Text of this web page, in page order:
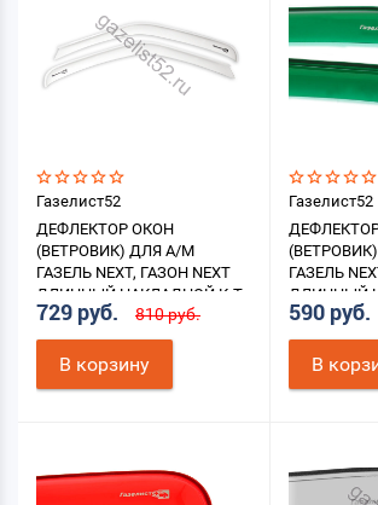
Газелист52
ДЕФЛЕКТОР ОКОН
(ВЕТРОВИК) ДЛЯ А/М
ГАЗЕЛЬ NEXT, ГАЗОН NEXT
ДЛИННЫЙ НАКЛАДНОЙ К-Т
2ШТ. (БЕЛЫЙ)
729 руб. 810 руб.
В корзину
Газелист52
ГАЗЕЛЬ
ДЛИННЫЙ
2ШТ.
590 руб.
В